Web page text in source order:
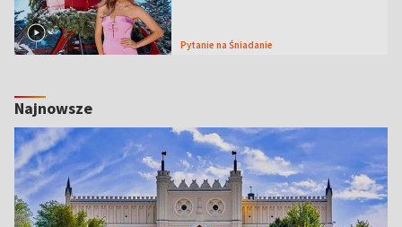
Pytanie na Śniadanie
Najnowsze